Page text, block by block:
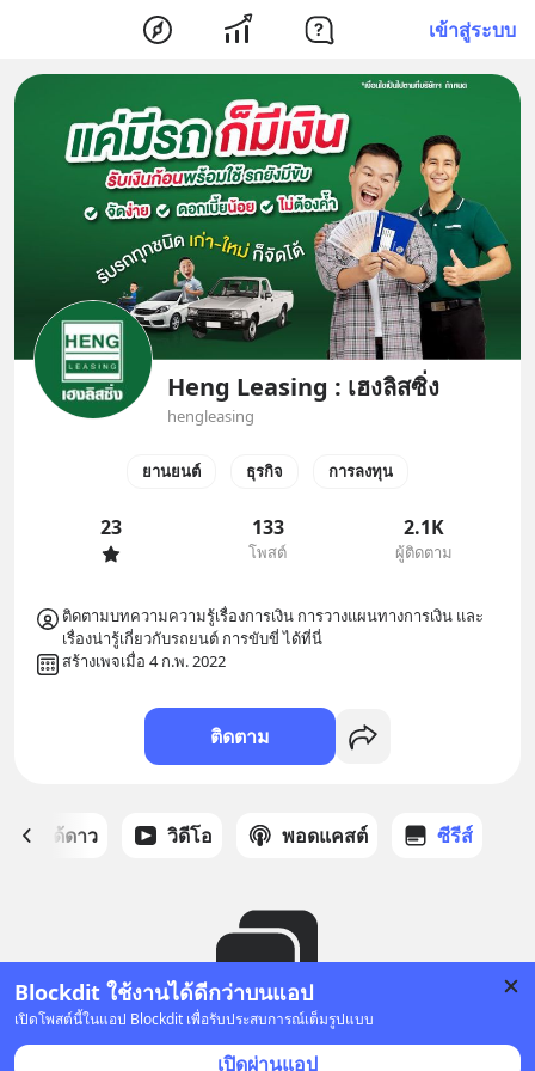
เข้าสู่ระบบ
Blockdit ใช้งานได้ดีกว่าบนแอป
เปิดโพสต์นี้ในแอป Blockdit เพื่อรับประสบการณ์เต็มรูปแบบ
เปิดผ่านแอป
Heng Leasing : เฮงลิสซิ่ง
hengleasing
ยานยนต์ ธุรกิจ การลงทุน
23 133
โพสต์
2.1K
ผู้ติดตาม
ติดตามบทความความรู้เรื่องการเงิน การวางแผนทางการเงิน และ
สร้างเพจเมื่อ 4 ก.พ. 2022
ติดตาม
สต์ที่ได้ดาว วิดีโอ พอดแคสต์ ซีรีส์
ยังไม่มีซีรีส์